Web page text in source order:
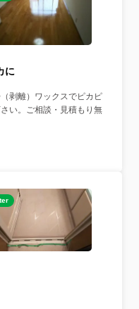
に
剥離）ワックスでピカピ
い。ご相談・見積もり無